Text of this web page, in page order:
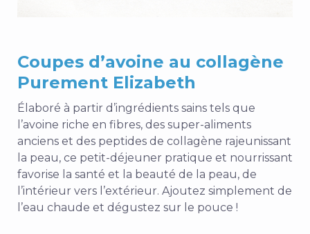
Coupes d’avoine au collagène
Purement Elizabeth
Élaboré à partir d’ingrédients sains tels que
l’avoine riche en fibres, des super-aliments
anciens et des peptides de collagène rajeunissant
la peau, ce petit-déjeuner pratique et nourrissant
favorise la santé et la beauté de la peau, de
l’intérieur vers l’extérieur. Ajoutez simplement de
l’eau chaude et dégustez sur le pouce !